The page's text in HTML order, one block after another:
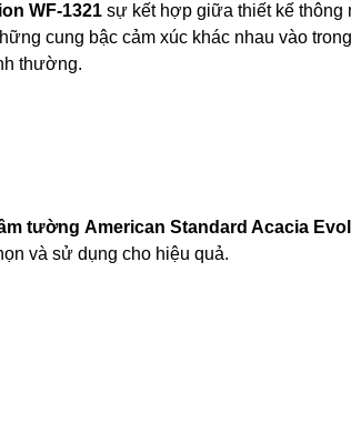
WF-1321 sự kết hợp giữa thiết kế thông
cung bậc cảm xúc khác nhau vào
thường.
tường American Standard Acacia
và sử dụng cho hiệu quả.